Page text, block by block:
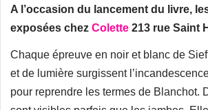
A l’occasion du lancement du livre,
exposées chez Colette 213 rue Saint
Chaque épreuve en noir et blanc de
et de lumière surgissent
pour reprendre les termes de Blanchot.